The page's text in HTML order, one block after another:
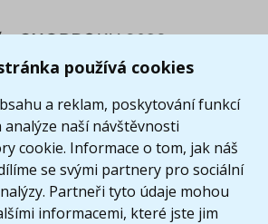
používá cookies
a reklam, poskytování funkcí
analýze naší návštěvnosti
cookie. Informace o tom, jak náš
se svými partnery pro sociální
Partneři tyto údaje mohou
informacemi, které jste jim